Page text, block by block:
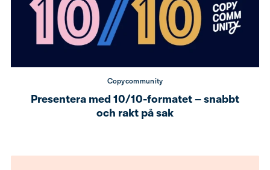
Copycommunity
Presentera med 10/10-formatet – snabbt
och rakt på sak